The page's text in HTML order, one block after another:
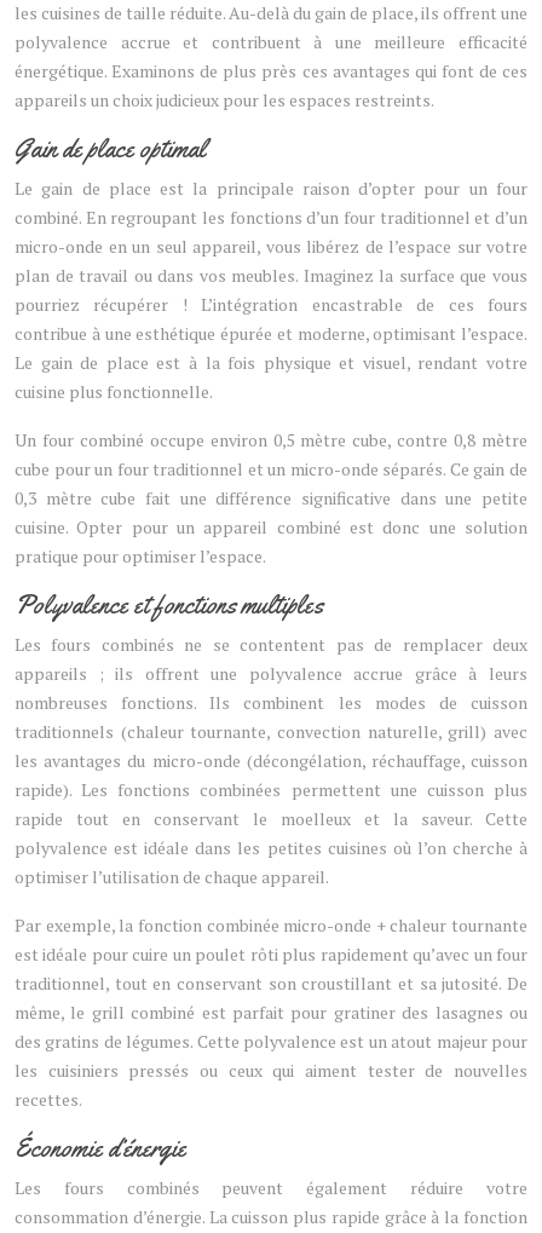
les cuisines de taille réduite. Au-delà du gain de place, ils offrent une
polyvalence accrue et contribuent à une meilleure efficacité
énergétique. Examinons de plus près ces avantages qui font de ces
appareils un choix judicieux pour les espaces restreints.
Gain de place optimal
Le gain de place est la principale raison d’opter pour un four
combiné. En regroupant les fonctions d’un four traditionnel et d’un
micro-onde en un seul appareil, vous libérez de l’espace sur votre
plan de travail ou dans vos meubles. Imaginez la surface que vous
pourriez récupérer ! L’intégration encastrable de ces fours
contribue à une esthétique épurée et moderne, optimisant l’espace.
Le gain de place est à la fois physique et visuel, rendant votre
cuisine plus fonctionnelle.
Un four combiné occupe environ 0,5 mètre cube, contre 0,8 mètre
cube pour un four traditionnel et un micro-onde séparés. Ce gain de
0,3 mètre cube fait une différence significative dans une petite
cuisine. Opter pour un appareil combiné est donc une solution
pratique pour optimiser l’espace.
Polyvalence et fonctions multiples
Les fours combinés ne se contentent pas de remplacer deux
appareils ; ils offrent une polyvalence accrue grâce à leurs
nombreuses fonctions. Ils combinent les modes de cuisson
traditionnels (chaleur tournante, convection naturelle, grill) avec
les avantages du micro-onde (décongélation, réchauffage, cuisson
rapide). Les fonctions combinées permettent une cuisson plus
rapide tout en conservant le moelleux et la saveur. Cette
polyvalence est idéale dans les petites cuisines où l’on cherche à
optimiser l’utilisation de chaque appareil.
Par exemple, la fonction combinée micro-onde + chaleur tournante
est idéale pour cuire un poulet rôti plus rapidement qu’avec un four
traditionnel, tout en conservant son croustillant et sa jutosité. De
même, le grill combiné est parfait pour gratiner des lasagnes ou
des gratins de légumes. Cette polyvalence est un atout majeur pour
les cuisiniers pressés ou ceux qui aiment tester de nouvelles
recettes.
Économie d’énergie
Les fours combinés peuvent également réduire votre
consommation d’énergie. La cuisson plus rapide grâce à la fonction